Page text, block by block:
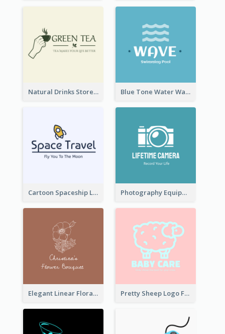
Natural Drinks Store In Monochrome Blue Tone Water Wave Logo
Cartoon Spaceship Logo Photography Equipment Graphic Logo In Monochrome
Elegant Linear Floral Logo Pretty Sheep Logo For Baby Care Products